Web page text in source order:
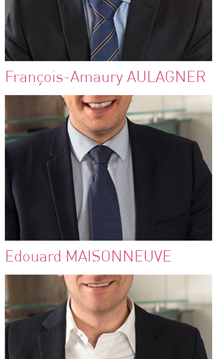
François-Amaury AULAGNER
Edouard MAISONNEUVE